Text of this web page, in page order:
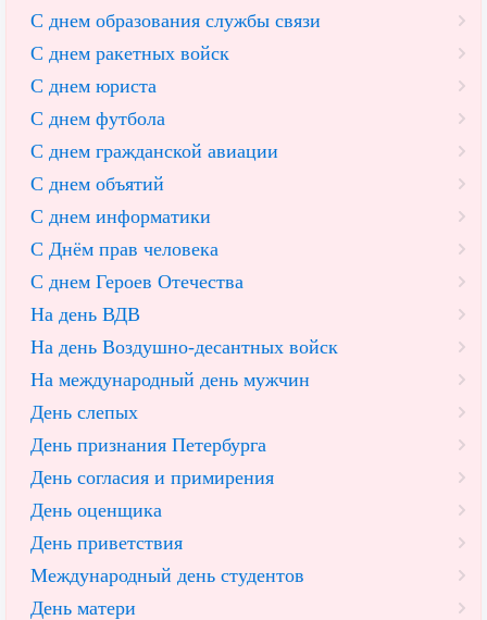
С днем образования службы связи
С днем ракетных войск
С днем юриста
С днем футбола
С днем гражданской авиации
С днем объятий
С днем информатики
С Днём прав человека
С днем Героев Отечества
На день ВДВ
На день Воздушно-десантных войск
На международный день мужчин
День слепых
День признания Петербурга
День согласия и примирения
День оценщика
День приветствия
Международный день студентов
День матери